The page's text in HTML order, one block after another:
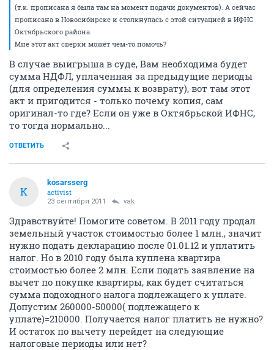
(т.к. прописана я была там на момент подачи документов). А сейчас
прописана в Новосибирске и столкнулась с этой ситуацией в ИФНС
Октябрьского района.
Мне этот акт сверки может чем-то помочь?
В случае выигрыша в суде, Вам необходима будет
сумма НДФЛ, уплаченная за предыдущие периоды
(для определения суммы к возврату), вот там этот
акт и пригодится - только почему копия, сам
оригинал-то где? Если он уже в Октябрьской ИФНС,
то тогда нормально...
ОТВЕТИТЬ
K
kosarsserg
activist
23 сентября 2011 vak
Здравствуйте! Помогите советом. В 2011 году продал
земельный участок стоимостью более 1 млн., значит
нужно подать декларацию после 01.01.12 и уплатить
налог. Но в 2010 году была куплена квартира
стоимостью более 2 млн. Если подать заявление на
вычет по покупке квартиры, как будет считаться
сумма подоходного налога подлежащего к уплате.
Допустим 260000-50000( подлежащего к
уплате)=210000. Получается налог платить не нужно?
И остаток по вычету перейдет на следующие
налоговые периоды или нет?